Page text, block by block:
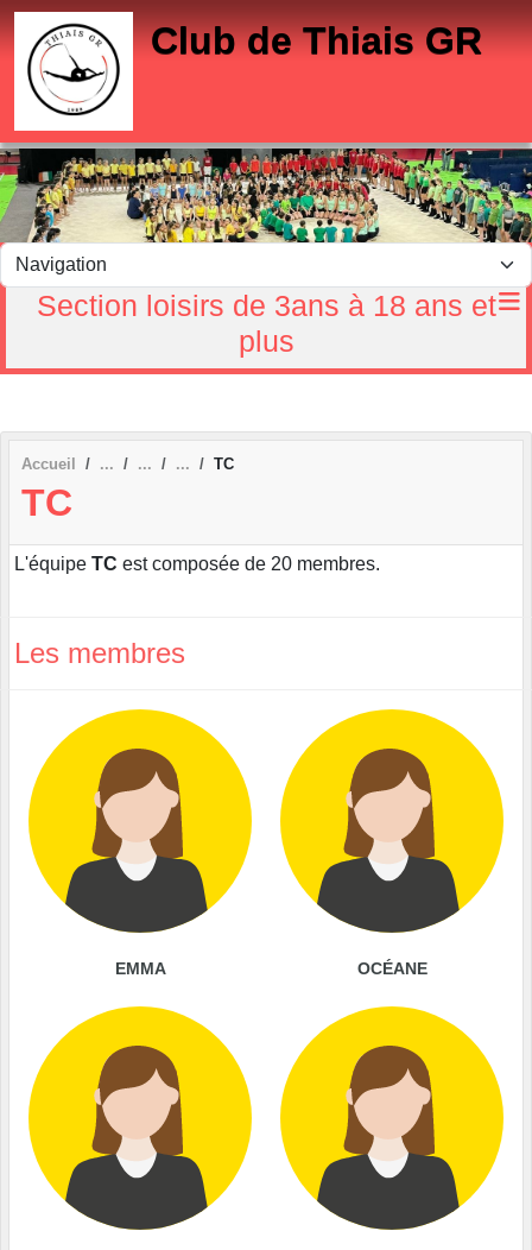
Club de Thiais GR
Section loisirs de 3ans à 18 ans et
plus
Accueil TC
TC
L'équipe TC est composée de 20 membres.
Les membres
EMMA OCÉANE
Panneau de gestion des cookies